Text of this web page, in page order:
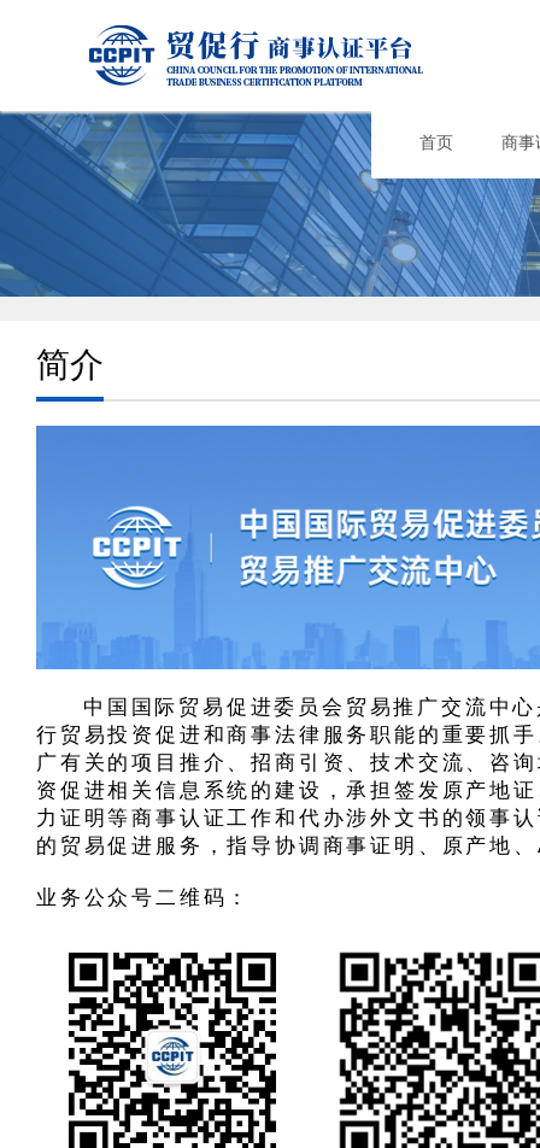
首页 商事
简介
中国国际贸易促进委员会贸易推广交流中心
行贸易投资促进和商事法律服务职能的重要抓
广有关的项目推介、招商引资、技术交流、咨
资促进相关信息系统的建设，承担签发原产地
力证明等商事认证工作和代办涉外文书的领事
的贸易促进服务，指导协调商事证明、原产地
业务公众号二维码：